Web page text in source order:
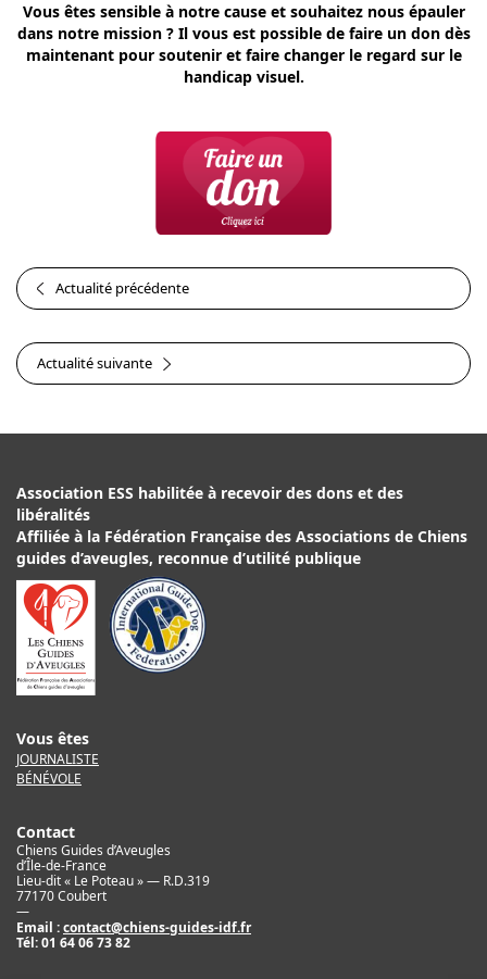
Vous êtes sensible à notre cause et souhaitez nous épauler
dans notre mission ? Il vous est possible de faire un don dès
maintenant pour soutenir et faire changer le regard sur le
handicap visuel.
Actualité précédente
Actualité suivante
Association ESS habilitée à recevoir des dons et des
libéralités
Affiliée à la Fédération Française des Associations de Chiens
guides d’aveugles, reconnue d’utilité publique
Vous êtes
JOURNALISTE
BÉNÉVOLE
Contact
Chiens Guides d’Aveugles
d’Île-de-France
Lieu-dit « Le Poteau » — R.D.319
77170 Coubert
—
Email :contact@chiens-guides-idf.fr
Tél:01 64 06 73 82